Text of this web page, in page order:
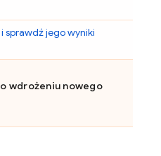
sprawdź jego wyniki
wdrożeniu nowego